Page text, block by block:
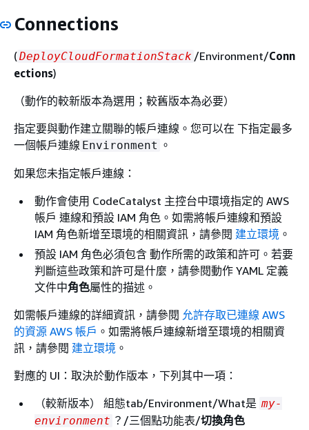
Connections
(DeployCloudFormationStack /Environment/Conn
ections)
（動作的較新版本為選用；較舊版本為必要）
指定要與動作建立關聯的帳戶連線。您可以在 下指定最多
一個帳戶連線 Environment 。
如果您未指定帳戶連線：
動作會使用 CodeCatalyst 主控台中環境指定的 AWS
帳戶 連線和預設 IAM 角色。如需將帳戶連線和預設
IAM 角色新增至環境的相關資訊，請參閱 建立環境 。
預設 IAM 角色必須包含 動作所需的政策和許可。若要
判斷這些政策和許可是什麼，請參閱動作 YAML 定義
文件中角色屬性的描述。
如需帳戶連線的詳細資訊，請參閱 允許存取已連線 AWS
的資源 AWS 帳戶 。如需將帳戶連線新增至環境的相關資
訊，請參閱 建立環境 。
對應的 UI：取決於動作版本，下列其中一項：
（較新版本） 組態tab/Environment/What是 my-
environment ？/三個點功能表/切換角色